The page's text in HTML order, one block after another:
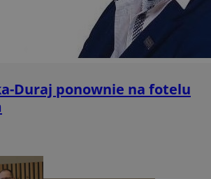
Duraj ponownie na fotelu